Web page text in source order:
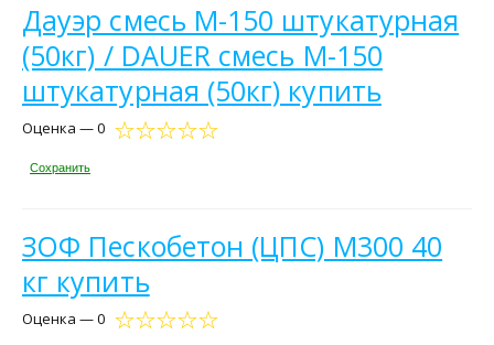
Дауэр смесь М-150 штукатурная
(50кг) / DAUER cмесь М-150
штукатурная (50кг) купить
Оценка — 0
Сохранить
ЗОФ Пескобетон (ЦПС) М300 40
кг купить
Оценка — 0